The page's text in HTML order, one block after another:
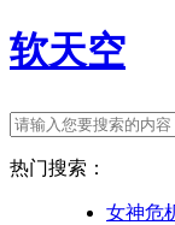
软天空
热门搜索：
女神危